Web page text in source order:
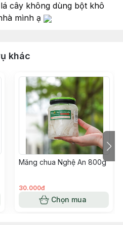
cây không dùng bột khô
mình ạ
khác
Măng chua Nghệ An 800g
30.000đ
Chọn mua